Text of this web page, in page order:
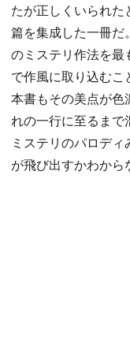
たが正しくいられ
篇を集成した一冊
のミステリ作法を
で作風に取り込むこ
本書もその美点が色
れの一行に至るまで
ミステリのパロデ
が飛び出すかわから